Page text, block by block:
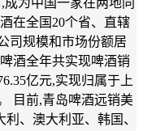
成为中国一家在两地同
在全国20个省、直辖
司规模和市场份额居
酒全年共实现啤酒销
亿元,实现归属于上
目前,青岛啤酒远销美
、澳大利亚、韩国、